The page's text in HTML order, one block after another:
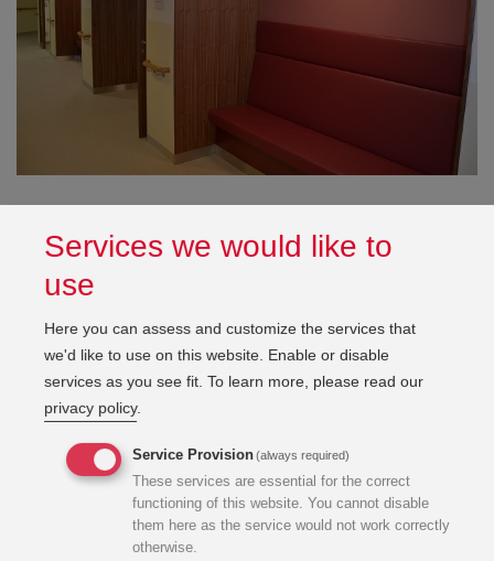
Projektbeschreibung
Umbau des leerstehenden alten GWSB – EG Ost Trakt zu
zwei Stationäre Bereiche (beide im 1. OG) mit insgesamt
64 Betten, samt zugehörigen Therapie und
Gemeinschaftsräume; diese Bereiche wurden nun auf 100
Betten aufgestockt. Weiters beﬁnden sich 208
Services we would like to
use
Here you can assess and customize the services that
we'd like to use on this website. Enable or disable
services as you see fit. To learn more, please read our
privacy policy.
Service Provision(always required)
These services are essential for the correct
functioning of this website. You cannot disable
them here as the service would not work correctly
otherwise.